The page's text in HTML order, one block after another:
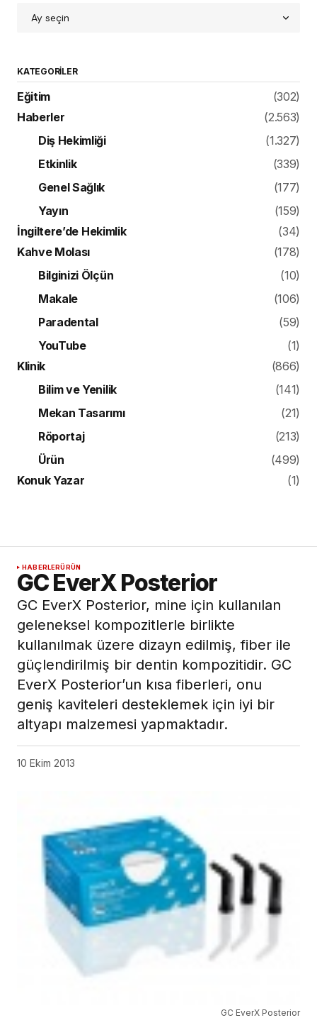
KATEGORILER
Eğitim
(302)
Haberler
(2.563)
Diş Hekimliği
(1.327)
Etkinlik
(339)
Genel Sağlık
(177)
Yayın
(159)
İngiltere’de Hekimlik
(34)
Kahve Molası
(178)
Bilginizi Ölçün
(10)
Makale
(106)
Paradental
(59)
YouTube
(1)
Klinik
(866)
Bilim ve Yenilik
(141)
Mekan Tasarımı
(21)
Röportaj
(213)
Ürün
(499)
Konuk Yazar
(1)
HABERLERÜRÜN
GC EverX Posterior
GC EverX Posterior, mine için kullanılan
geleneksel kompozitlerle birlikte
kullanılmak üzere dizayn edilmiş, fiber ile
güçlendirilmiş bir dentin kompozitidir. GC
EverX Posterior’un kısa fiberleri, onu
geniş kaviteleri desteklemek için iyi bir
altyapı malzemesi yapmaktadır.
10 Ekim 2013
GC EverX Posterior